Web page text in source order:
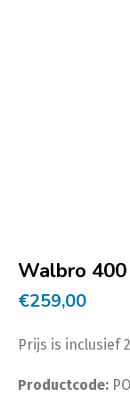
Walbro
€259,00
Prijs is inclusief
Productcode: